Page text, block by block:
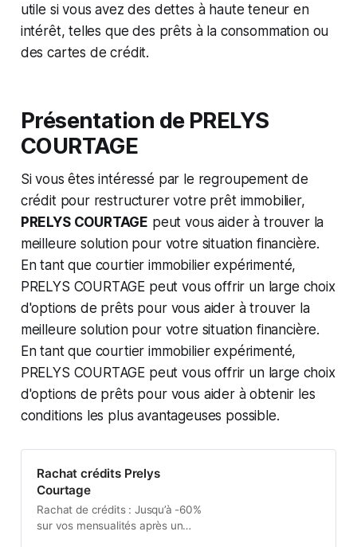
utile si vous avez des dettes à haute teneur en
intérêt, telles que des prêts à la consommation ou
des cartes de crédit.
Présentation de PRELYS
COURTAGE
Si vous êtes intéressé par le regroupement de
crédit pour restructurer votre prêt immobilier,
PRELYS COURTAGE peut vous aider à trouver la
meilleure solution pour votre situation financière.
En tant que courtier immobilier expérimenté,
PRELYS COURTAGE peut vous offrir un large choix
d'options de prêts pour vous aider à trouver la
meilleure solution pour votre situation financière.
En tant que courtier immobilier expérimenté,
PRELYS COURTAGE peut vous offrir un large choix
d'options de prêts pour vous aider à obtenir les
conditions les plus avantageuses possible.
Rachat crédits Prelys
Courtage
Rachat de crédits : Jusqu’à -60%
sur vos mensualités après un